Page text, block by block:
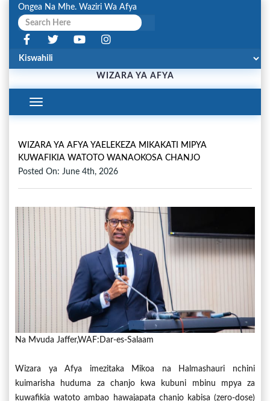
Ongea Na Mhe. Waziri Wa Afya
WIZARA YA AFYA
Toggle
Navigation
WIZARA YA AFYA YAELEKEZA MIKAKATI MIPYA
KUWAFIKIA WATOTO WANAOKOSA CHANJO
Posted On: June 4th, 2026
Na Mvuda Jaffer,WAF:Dar-es-Salaam
Wizara ya Afya imezitaka Mikoa na Halmashauri nchini
kuimarisha huduma za chanjo kwa kubuni mbinu mpya za
kuwafikia watoto ambao hawajapata chanjo kabisa (zero-dose)